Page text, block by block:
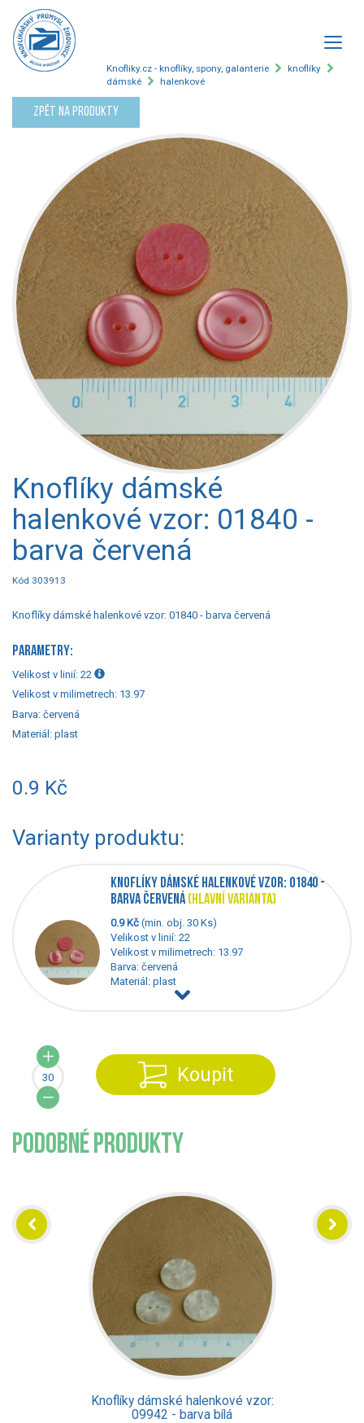
Knofliky.cz - knoflíky, spony, galanterie
knoflíky
dámské
halenkové
Zpět na produkty
Knoflíky dámské
halenkové vzor: 01840 -
barva červená
Kód 303913
Knoflíky dámské halenkové vzor: 01840 - barva červená
PARAMETRY:
Velikost v linií: 22
Velikost v milimetrech: 13.97
Barva: červená
Materiál: plast
0.9 Kč
Varianty produktu:
KNOFLÍKY DÁMSKÉ HALENKOVÉ VZOR: 01840 -
BARVA ČERVENÁ(HLAVNÍ VARIANTA)
0.9 Kč (min. obj. 30 Ks)
Velikost v linií: 22
Velikost v milimetrech: 13.97
Barva: červená
Materiál: plast
Koupit
PODOBNÉ PRODUKTY
Knoflíky dámské halenkové vzor:
42000 - barva bílá